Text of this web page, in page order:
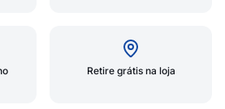
Retire grátis na loja